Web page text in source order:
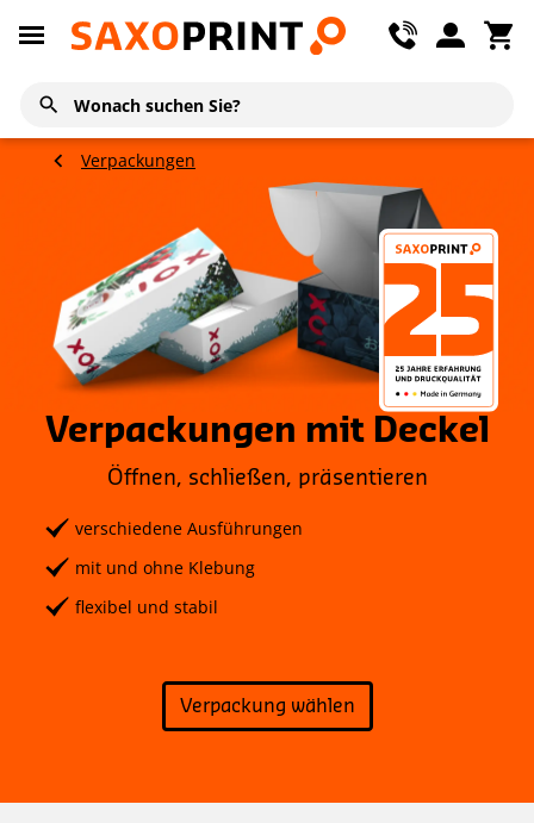
Verpackungen
Verpackungen mit Deckel
Öffnen, schließen, präsentieren
verschiedene Ausführungen
mit und ohne Klebung
flexibel und stabil
Verpackung wählen